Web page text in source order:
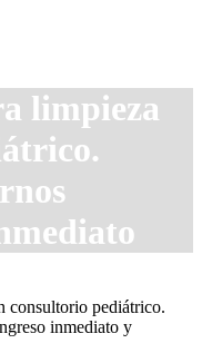
limpieza
consultorio pediátrico.
inmediato y